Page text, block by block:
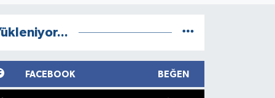
FACEBOOK BEĞEN